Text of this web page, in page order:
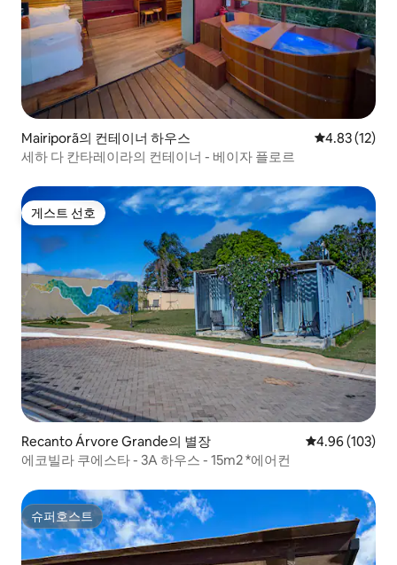
Mairiporã의 컨테이너 하우스 평점 4.83점
4.83 (12)
세하 다 칸타레이라의 컨테이너 - 베이자 플로르
게스트 선호
게스트 선호
Recanto Árvore Grande의 별장 평점 4.96점(5
4.96 (103)
에코빌라 쿠에스타 - 3A 하우스 - 15m2 *에어컨
슈퍼호스트
슈퍼호스트